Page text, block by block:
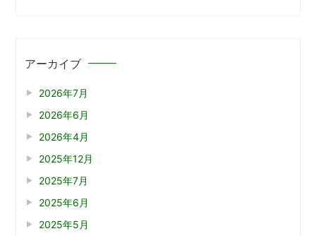
アーカイブ
2026年7月
2026年6月
2026年4月
2025年12月
2025年7月
2025年6月
2025年5月